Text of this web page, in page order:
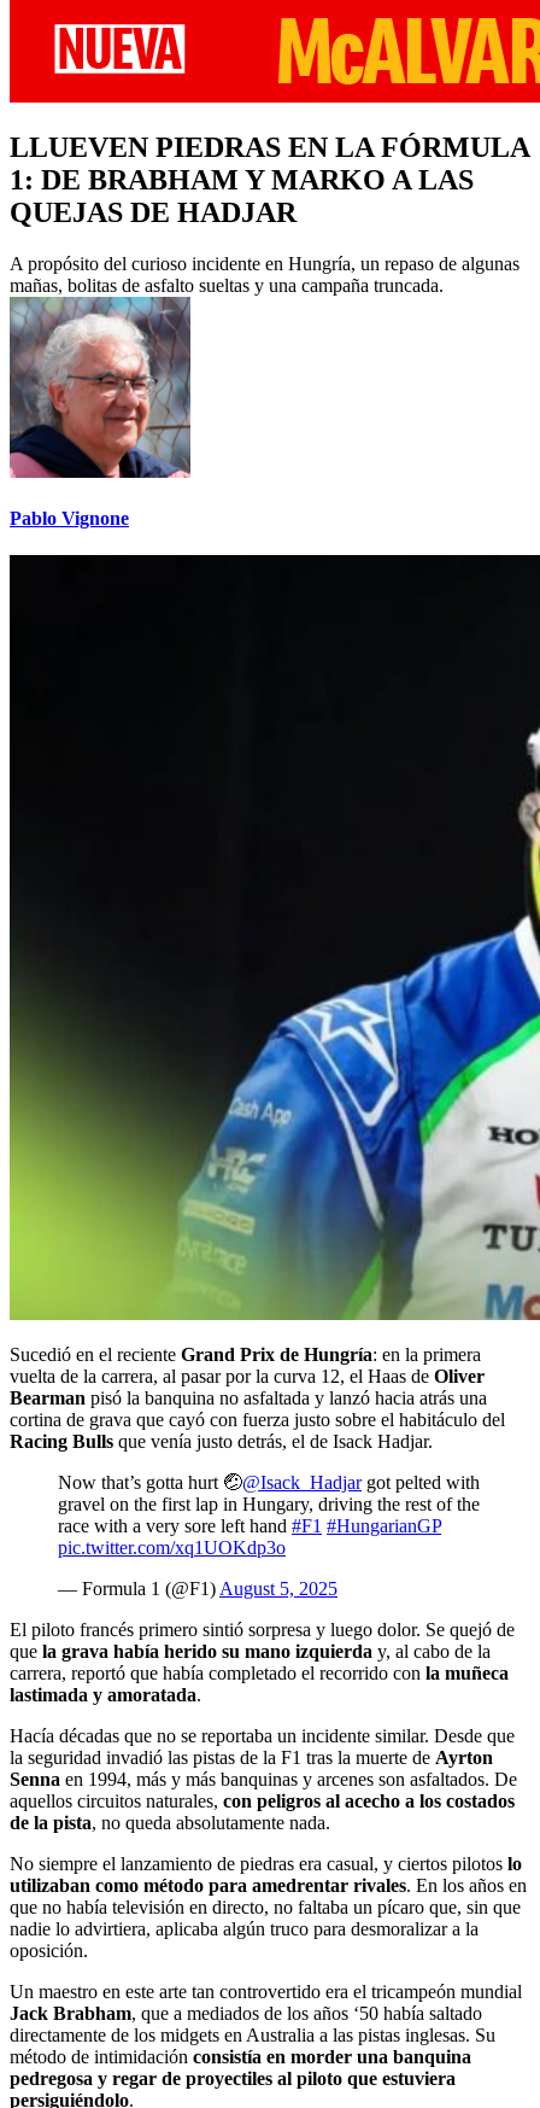
LLUEVEN PIEDRAS EN LA FÓRMULA
1: DE BRABHAM Y MARKO A LAS
QUEJAS DE HADJAR
A propósito del curioso incidente en Hungría, un repaso de algunas
mañas, bolitas de asfalto sueltas y una campaña truncada.
Pablo Vignone
Sucedió en el reciente Grand Prix de Hungría: en la primera
vuelta de la carrera, al pasar por la curva 12, el Haas de Oliver
Bearman pisó la banquina no asfaltada y lanzó hacia atrás una
cortina de grava que cayó con fuerza justo sobre el habitáculo del
Racing Bulls que venía justo detrás, el de Isack Hadjar.
Now that’s gotta hurt 🤕@Isack_Hadjargot pelted with
gravel on the first lap in Hungary, driving the rest of the
race with a very sore left hand #F1 #HungarianGP
pic.twitter.com/xq1UOKdp3o
— Formula 1 (@F1) August 5, 2025
El piloto francés primero sintió sorpresa y luego dolor. Se quejó de
que la grava había herido su mano izquierda y, al cabo de la
carrera, reportó que había completado el recorrido con la muñeca
lastimada y amoratada.
Hacía décadas que no se reportaba un incidente similar. Desde que
la seguridad invadió las pistas de la F1 tras la muerte de Ayrton
Senna en 1994, más y más banquinas y arcenes son asfaltados. De
aquellos circuitos naturales, con peligros al acecho a los costados
de la pista, no queda absolutamente nada.
No siempre el lanzamiento de piedras era casual, y ciertos pilotos lo
utilizaban como método para amedrentar rivales. En los años en
que no había televisión en directo, no faltaba un pícaro que, sin que
nadie lo advirtiera, aplicaba algún truco para desmoralizar a la
oposición.
Un maestro en este arte tan controvertido era el tricampeón mundial
Jack Brabham, que a mediados de los años ‘50 había saltado
directamente de los midgets en Australia a las pistas inglesas. Su
método de intimidación consistía en morder una banquina
pedregosa y regar de proyectiles al piloto que estuviera
persiguiéndolo.